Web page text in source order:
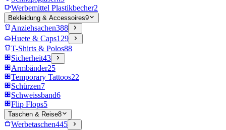
Werbemittel Plastikbecher2
Bekleidung & Accessoires9
Anziehsachen388
Huete & Caps129
T-Shirts & Polos88
Sicherheit43
Armbänder25
Temporary Tattoos22
Schürzen7
Schweissband6
Flip Flops5
Taschen & Reise8
Werbetaschen445